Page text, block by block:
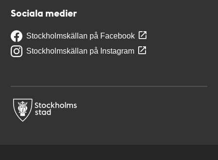
Sociala medier
Stockholmskällan på Facebook
Stockholmskällan på Instagram